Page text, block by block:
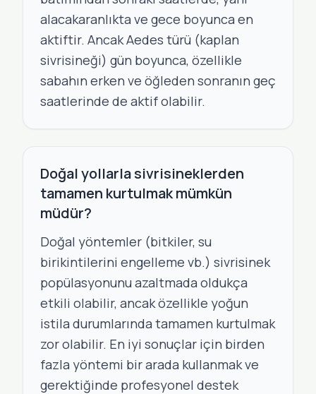
alacakaranlıkta ve gece boyunca en
aktiftir. Ancak Aedes türü (kaplan
sivrisineği) gün boyunca, özellikle
sabahın erken ve öğleden sonranın geç
saatlerinde de aktif olabilir.
Doğal yollarla sivrisineklerden
tamamen kurtulmak mümkün
müdür?
Doğal yöntemler (bitkiler, su
birikintilerini engelleme vb.) sivrisinek
popülasyonunu azaltmada oldukça
etkili olabilir, ancak özellikle yoğun
istila durumlarında tamamen kurtulmak
zor olabilir. En iyi sonuçlar için birden
fazla yöntemi bir arada kullanmak ve
gerektiğinde profesyonel destek